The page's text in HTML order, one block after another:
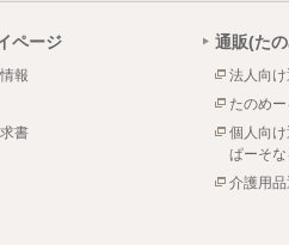
ページ
報
書
通販(た
法人向
たのめ
個人向け
ぱーそ
介護用